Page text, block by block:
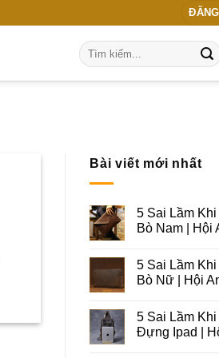
Tìm
kiếm:
Bài viết mới nhất
5 Sai Lầm
Bò Nam | Hội
5 Sai Lầm
Bò Nữ | Hội
5 Sai Lầm
Đựng Ipad |